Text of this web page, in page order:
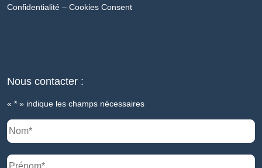
Confidentialité – Cookies Consent
Nous contacter :
« * » indique les champs nécessaires